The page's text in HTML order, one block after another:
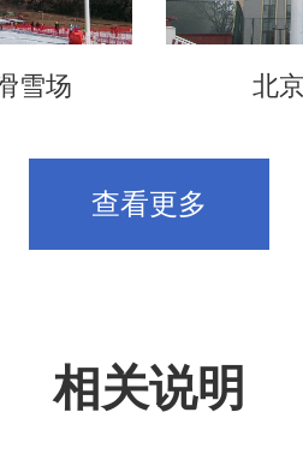
雪场 北
查看更多
相关说明